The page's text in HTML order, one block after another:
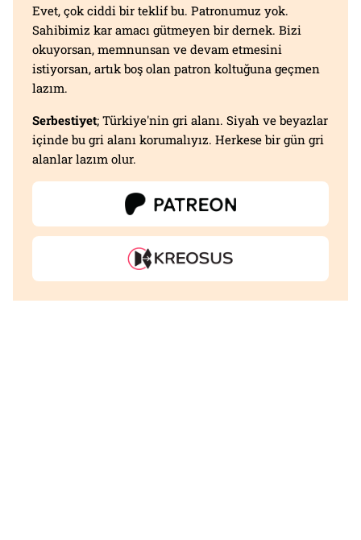
Evet, çok ciddi bir teklif bu. Patronumuz yok.
Sahibimiz kar amacı gütmeyen bir dernek. Bizi
okuyorsan, memnunsan ve devam etmesini
istiyorsan, artık boş olan patron koltuğuna geçmen
lazım.
Serbestiyet; Türkiye'nin gri alanı. Siyah ve beyazlar
içinde bu gri alanı korumalıyız. Herkese bir gün gri
alanlar lazım olur.